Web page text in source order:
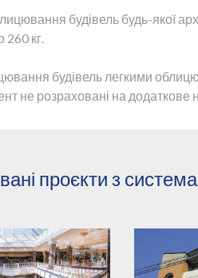
будівель будь-якої
260 кг.
будівель легкими
не розраховані на додаткове
проєкти з